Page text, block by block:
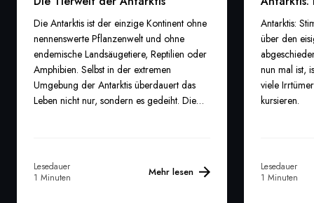
Die Antarktis ist der einzige Kontinent ohne
nennenswerte Pflanzenwelt und ohne
endemische Landsäugetiere, Reptilien oder
Amphibien. Selbst in der extremen
Umgebung der Antarktis überdauert das
Leben nicht nur, sondern es gedeiht. Die
der sie besucht, zugleich überraschen und
bezaubern.
Lesedauer
1 Minuten
Mehr lesen
Antarktis:
über den
nun mal ist,
viele
kursieren.
Lesedauer
1 Minuten